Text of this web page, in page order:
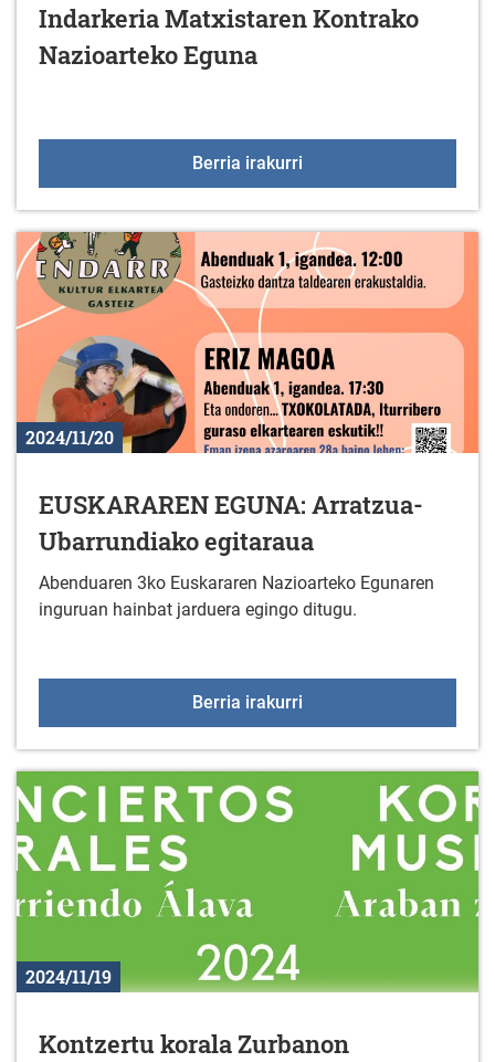
Indarkeria Matxistaren Kontrako
Nazioarteko Eguna
Berria irakurri
2024/11/20
EUSKARAREN EGUNA: Arratzua-
Ubarrundiako egitaraua
Abenduaren 3ko Euskararen Nazioarteko Egunaren
inguruan hainbat jarduera egingo ditugu.
Berria irakurri
2024/11/19
Kontzertu korala Zurbanon